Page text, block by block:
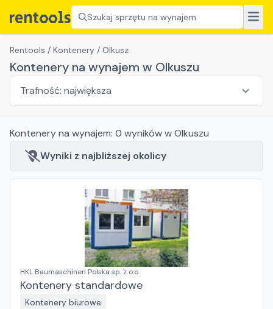
Szukaj sprzętu na wynajem
Rentools / Kontenery / Olkusz
Kontenery na wynajem w Olkuszu
Konteneryna wynajem: 0 wynikóww Olkuszu
Wyniki z najbliższej okolicy
HKL Baumaschinen Polska sp. z o.o.
Kontenery standardowe
Kontenery biurowe